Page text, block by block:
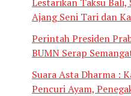
Ajang Seni Tari dan
Perintah Presiden
BUMN Serap
Suara Asta Dharma :
Pencuri Ayam,